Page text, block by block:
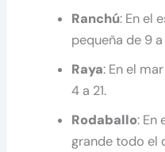
Ranchú: En el
pequeña de 9 a
Raya: En el
4 a 21.
Rodaballo: En
grande todo el